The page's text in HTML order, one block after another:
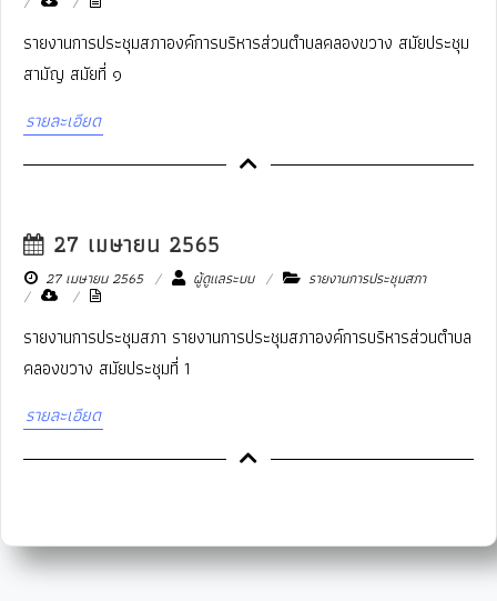
รายงานการประชุมสภาองค์การบริหารส่วนตำบลคลองขวาง สมัยประชุม
สามัญ สมัยที่ ๑
รายละเอียด
27 เมษายน 2565
27 เมษายน 2565 ผู้ดูแลระบบ รายงานการประชุมสภา
รายงานการประชุมสภา รายงานการประชุมสภาองค์การบริหารส่วนตำบล
คลองขวาง สมัยประชุมที่ 1
รายละเอียด